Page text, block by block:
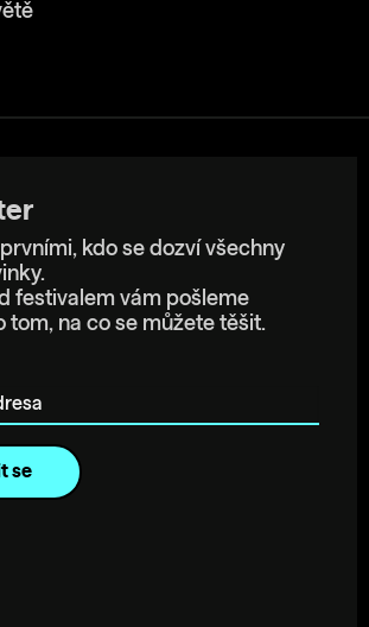
kdo se dozví všechny
festivalem vám pošleme
tom, na co se můžete těšit.